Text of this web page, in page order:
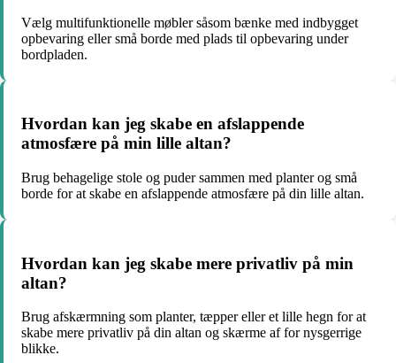
Vælg multifunktionelle møbler såsom bænke med indbygget
opbevaring eller små borde med plads til opbevaring under
bordpladen.
Hvordan kan jeg skabe en afslappende
atmosfære på min lille altan?
Brug behagelige stole og puder sammen med planter og små
borde for at skabe en afslappende atmosfære på din lille altan.
Hvordan kan jeg skabe mere privatliv på min
altan?
Brug afskærmning som planter, tæpper eller et lille hegn for at
skabe mere privatliv på din altan og skærme af for nysgerrige
blikke.